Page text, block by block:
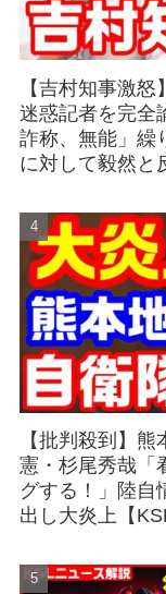
【吉村知事激
迷惑記者を完全
詐称、無能」繰
に対して毅然と
【批判殺到】
憲・杉尾秀哉「
グする！」陸自
出し大炎上【